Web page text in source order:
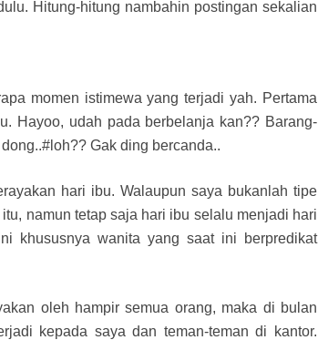
Hitung-hitung nambahin postingan sekalian
momen istimewa yang terjadi yah. Pertama
Hayoo, udah pada berbelanja kan?? Barang-
Gak ding bercanda..
hari ibu. Walaupun saya bukanlah tipe
namun tetap saja hari ibu selalu menjadi hari
khususnya wanita yang saat ini berpredikat
oleh hampir semua orang, maka di bulan
kepada saya dan teman-teman di kantor.